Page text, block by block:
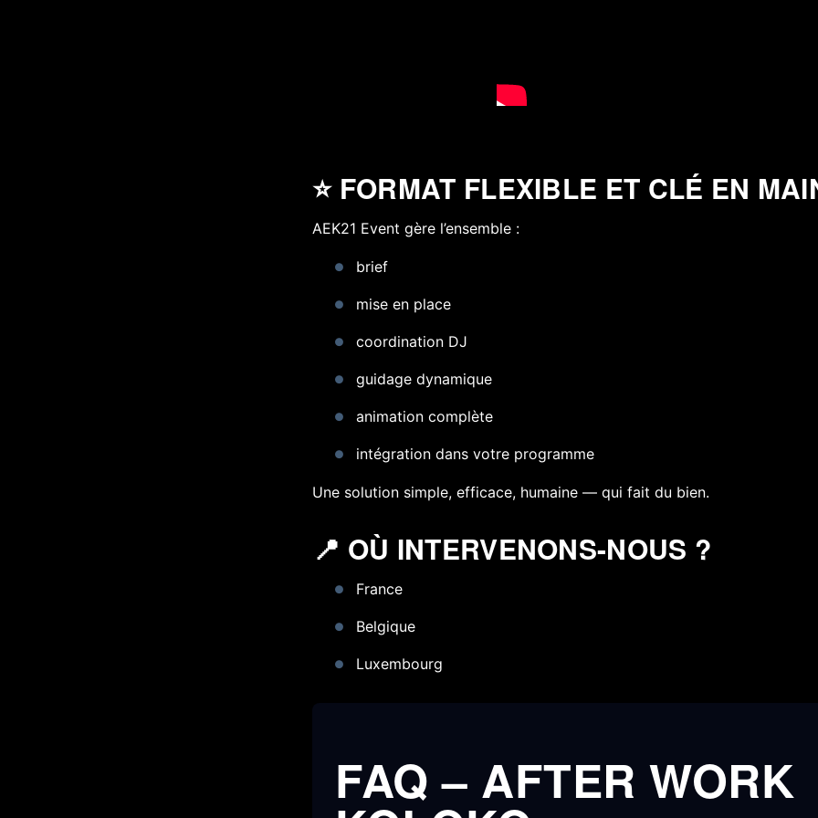
⭐ FORMAT FLEXIBLE ET CLÉ EN
AEK21 Event gère l’ensemble :
brief
mise en place
coordination DJ
guidage dynamique
animation complète
intégration dans votre programme
Une solution simple, efficace, humaine — qui fait du bien.
📍 OÙ INTERVENONS-NOUS ?
France
Belgique
Luxembourg
FAQ – AFTER WORK